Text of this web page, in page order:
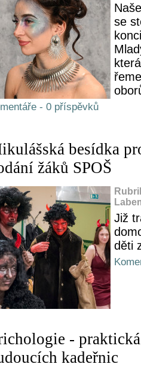
se
- 0 příspěvků
besídka
žáků SPOŠ
Již
děti
-
kadeřnic